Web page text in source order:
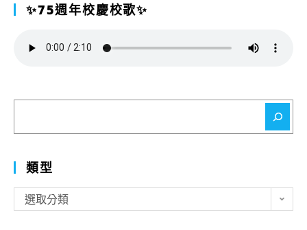
✨75週年校慶校歌✨
類型
型
選取分類